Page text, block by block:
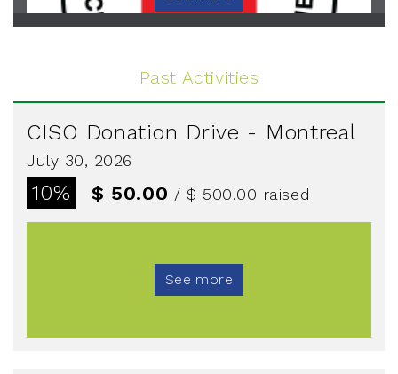
Past Activities
CISO Donation Drive - Montreal
July 30, 2026
10% $ 50.00 / $ 500.00 raised
See more